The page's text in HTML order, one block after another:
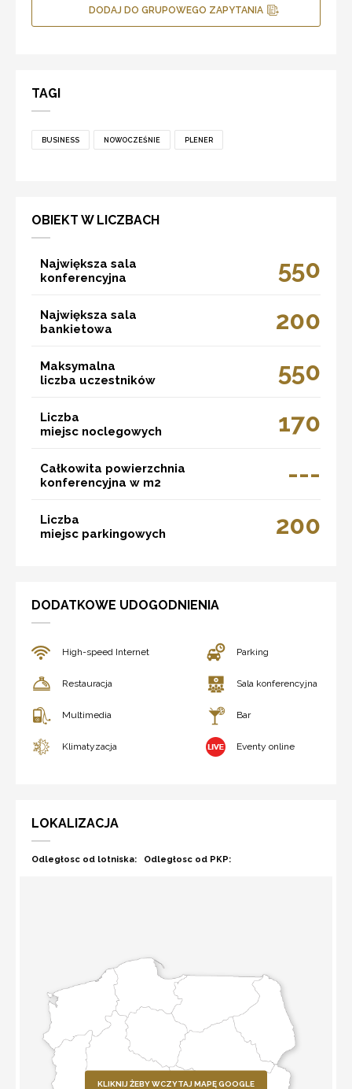
DODAJ DO GRUPOWEGO ZAPYTANIA
TAGI
BUSINESS NOWOCZEŚNIE PLENER
OBIEKT W LICZBACH
Największa sala
konferencyjna
550
Największa sala
bankietowa
200
Maksymalna
liczba uczestników
550
Liczba
miejsc noclegowych
170
Całkowita powierzchnia
konferencyjna w m2
---
Liczba
miejsc parkingowych
200
DODATKOWE UDOGODNIENIA
High-speed Internet Parking
Restauracja Sala konferencyjna
Multimedia Bar
Klimatyzacja Eventy online
LOKALIZACJA
Odległosc od lotniska: Odległosc od PKP:
KLIKNIJ ŻEBY WCZYTAJ MAPĘ GOOGLE